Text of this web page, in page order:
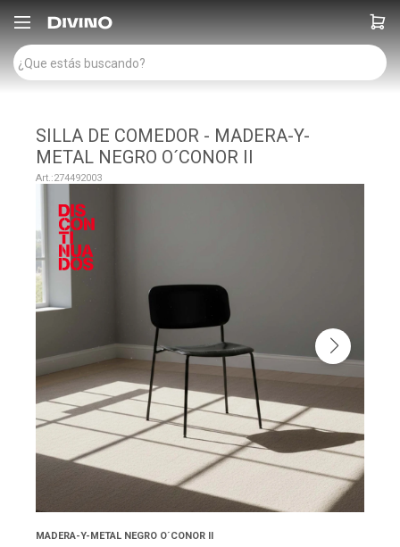

SILLA DE COMEDOR - MADERA-Y-
METAL NEGRO O´CONOR II
274492003
MADERA-Y-METAL NEGRO O´CONOR II